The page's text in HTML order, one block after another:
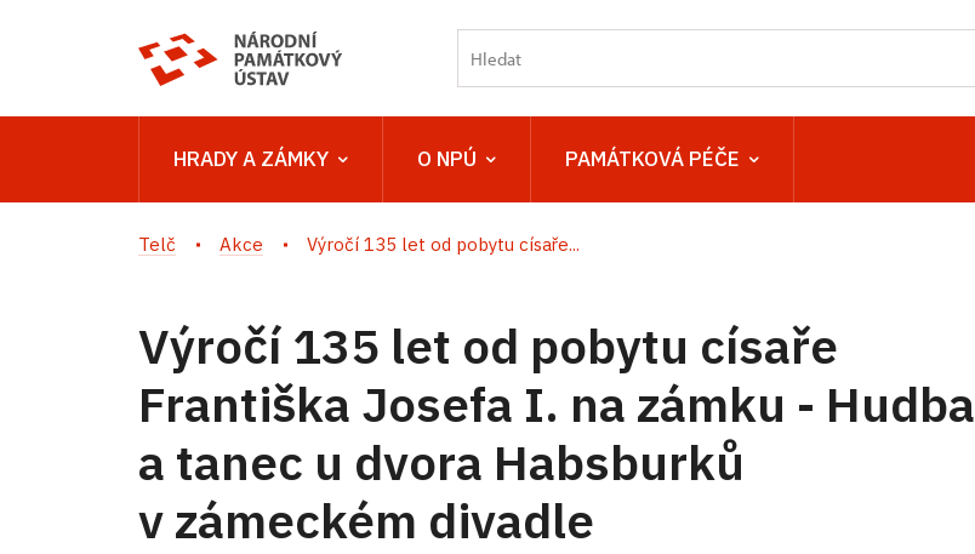
HRADY A ZÁMKY O NPÚ PAMÁTKOVÁ PÉČE
Telč Akce Výročí 135 let od pobytu císaře...
Výročí 135 let od pobytu císaře
Františka Josefa I. na zámku - Hudba
a tanec u dvora Habsburků
v zámeckém divadle